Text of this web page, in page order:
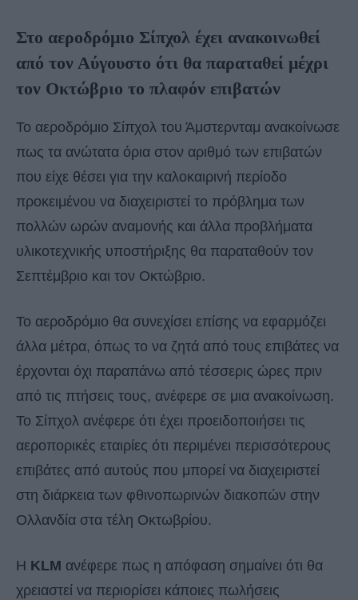
Στο αεροδρόμιο Σίπχολ έχει ανακοινωθεί
από τον Αύγουστο ότι θα παραταθεί μέχρι
τον Οκτώβριο το πλαφόν επιβατών
Το αεροδρόμιο Σίπχολ του Άμστερνταμ ανακοίνωσε
πως τα ανώτατα όρια στον αριθμό των επιβατών
που είχε θέσει για την καλοκαιρινή περίοδο
προκειμένου να διαχειριστεί το πρόβλημα των
πολλών ωρών αναμονής και άλλα προβλήματα
υλικοτεχνικής υποστήριξης θα παραταθούν τον
Σεπτέμβριο και τον Οκτώβριο.
Το αεροδρόμιο θα συνεχίσει επίσης να εφαρμόζει
άλλα μέτρα, όπως το να ζητά από τους επιβάτες να
έρχονται όχι παραπάνω από τέσσερις ώρες πριν
από τις πτήσεις τους, ανέφερε σε μια ανακοίνωση.
Το Σίπχολ ανέφερε ότι έχει προειδοποιήσει τις
αεροπορικές εταιρίες ότι περιμένει περισσότερους
επιβάτες από αυτούς που μπορεί να διαχειριστεί
στη διάρκεια των φθινοπωρινών διακοπών στην
Ολλανδία στα τέλη Οκτωβρίου.
Η KLM ανέφερε πως η απόφαση σημαίνει ότι θα
χρειαστεί να περιορίσει κάποιες πωλήσεις